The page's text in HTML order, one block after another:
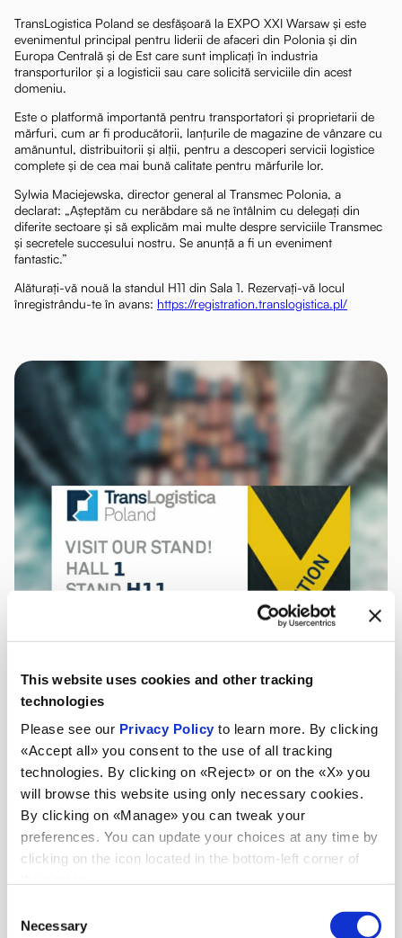
This website uses cookies and other tracking
technologies
Please see our Privacy Policy to learn more. By clicking
«Accept all» you consent to the use of all tracking
technologies. By clicking on «Reject» or on the «X» you
will browse this website using only necessary cookies.
By clicking on «Manage» you can tweak your
preferences. You can update your choices at any time by
clicking on the icon located in the bottom-left corner of
Selection
Necessary
TransLogistica Poland se desfășoară la EXPO XXI Warsaw și este
evenimentul principal pentru liderii de afaceri din Polonia și din
Europa Centrală și de Est care sunt implicați în industria
transporturilor și a logisticii sau care solicită serviciile din acest
domeniu.
Este o platformă importantă pentru transportatori și proprietarii de
mărfuri, cum ar fi producătorii, lanțurile de magazine de vânzare cu
amănuntul, distribuitorii și alții, pentru a descoperi servicii logistice
complete și de cea mai bună calitate pentru mărfurile lor.
Sylwia Maciejewska, director general al Transmec Polonia, a
declarat: „Așteptăm cu nerăbdare să ne întâlnim cu delegați din
diferite sectoare și să explicăm mai multe despre serviciile Transmec
și secretele succesului nostru. Se anunță a fi un eveniment
fantastic.”
Alăturați-vă nouă la standul H11 din Sala 1. Rezervați-vă locul
înregistrându-te în avans: https://registration.translogistica.pl/
Noutăți